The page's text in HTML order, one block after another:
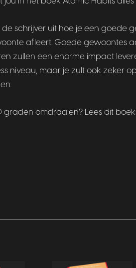
de schrijver uit hoe je een goede
afleert. Goede gewoontes
zullen een enorme impact
niveau, maar je zult ook zeker
graden omdraaien? Lees dit boek!